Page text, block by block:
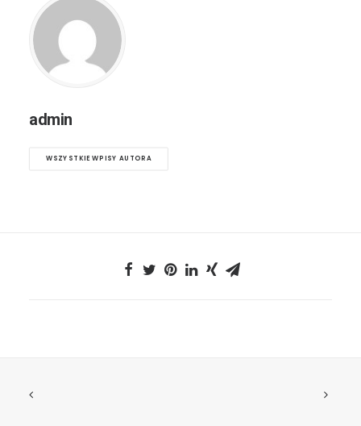
admin
WSZYSTKIE WPISY AUTORA